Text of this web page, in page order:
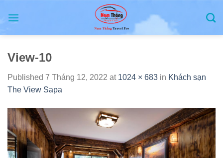
View-10
Published 7 Tháng 12, 2022 at 1024 × 683 in Khách sạn
The View Sapa